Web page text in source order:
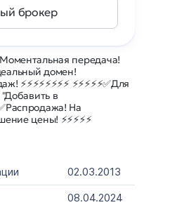
Моментальная передача!
домен!
⚡⚡⚡⚡⚡✅Для
в
На
цены! ⚡⚡⚡⚡⚡
02.03.2013
08.04.2024
брокер